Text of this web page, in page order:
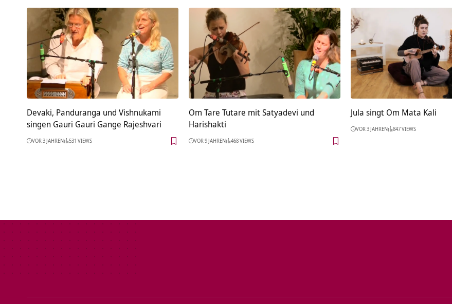
Devaki, Panduranga und Vishnukami
singen Gauri Gauri Gange Rajeshvari
VOR 3 JAHREN 531 VIEWS
Om Tare Tutare mit Satyadevi und
Harishakti
VOR 9 JAHREN 468 VIEWS
Jula singt Om Mata Kali
VOR 3 JAHREN 847 VIEWS